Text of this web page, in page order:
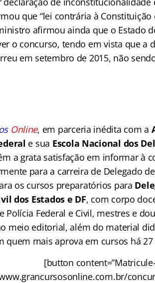
que “lei contrária à
afirmou ainda que o Estado
o concurso, tendo em vista que a
em setembro de 2015, não
Online, em parceria inédita com a
e sua Escola Nacional dos
a grata satisfação em informar à
para a carreira de Delegado
os cursos preparatórios para
dos Estados e DF, com corpo
Polícia Federal e Civil, mestres e
meio editorial, além do material
quem mais aprova em cursos há
[button content=”Matricule-